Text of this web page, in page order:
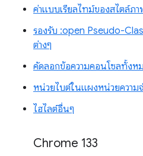
ค่าแบบเรียลไทม์ของสไตล์ภา
รองรับ :open Pseudo-
ต่างๆ
คัดลอกข้อความคอนโซลทั้งห
หน่วยไบต์ในแผงหน่วยความ
ไฮไลต์อื่นๆ
Chrome 133